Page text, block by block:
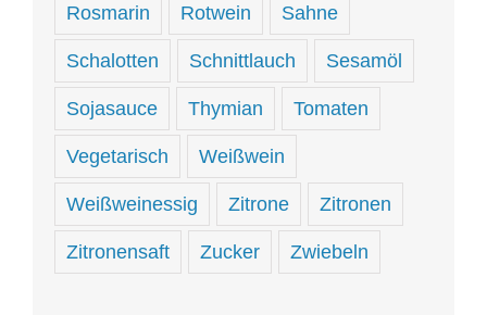
Rosmarin Rotwein Sahne
Schalotten Schnittlauch Sesamöl
Sojasauce Thymian Tomaten
Vegetarisch Weißwein
Weißweinessig Zitrone Zitronen
Zitronensaft Zucker Zwiebeln